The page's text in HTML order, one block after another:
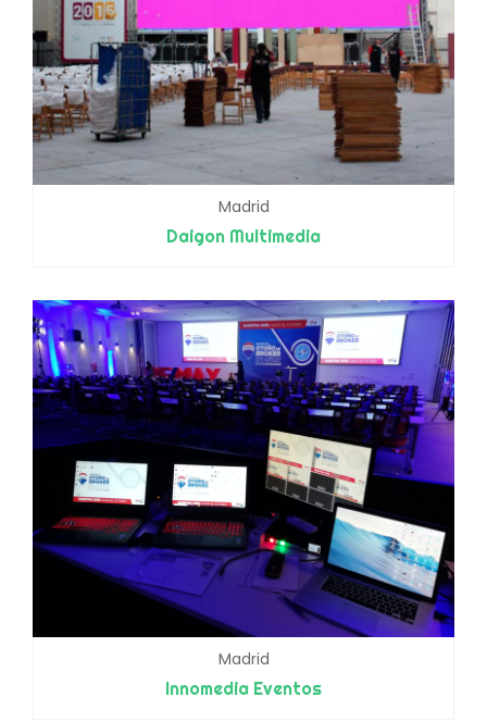
Madrid
Daigon Multimedia
Madrid
Innomedia Eventos